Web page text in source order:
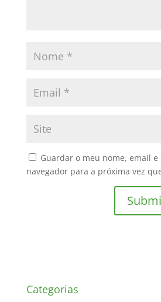
Guardar o meu nome, email e
navegador para a próxima vez
Categorias